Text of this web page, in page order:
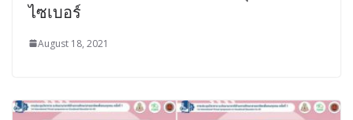
ไซเบอร์
August 18, 2021